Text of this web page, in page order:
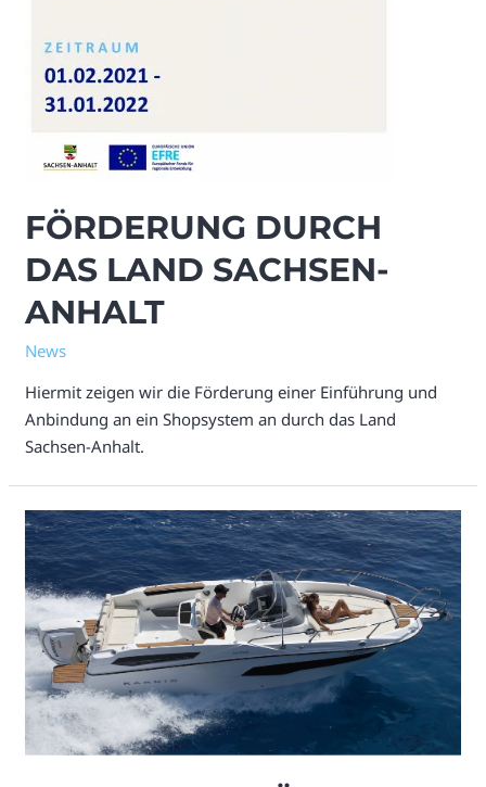
FÖRDERUNG DURCH
DAS LAND SACHSEN-
ANHALT
News
Hiermit zeigen wir die Förderung einer Einführung und
Anbindung an ein Shopsystem an durch das Land
Sachsen-Anhalt.